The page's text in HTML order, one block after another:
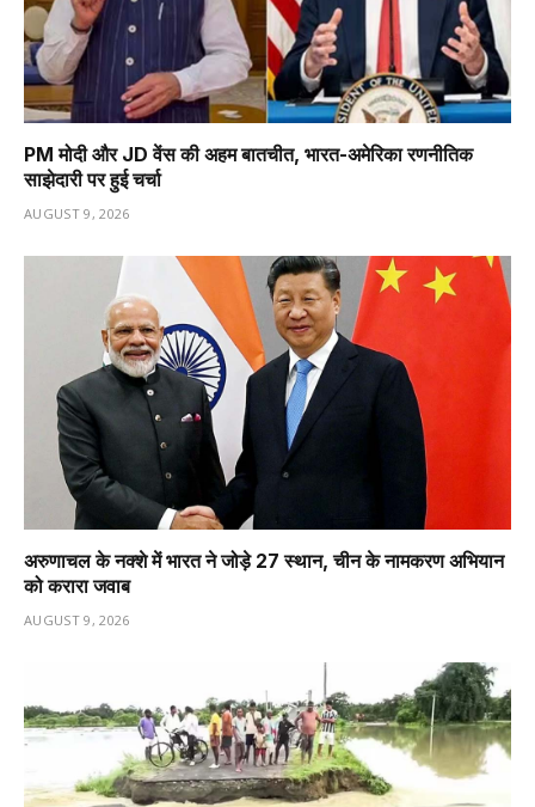
PM मोदी और JD वेंस की अहम बातचीत, भारत-अमेरिका रणनीतिक
साझेदारी पर हुई चर्चा
AUGUST 9, 2026
अरुणाचल के नक्शे में भारत ने जोड़े 27 स्थान, चीन के नामकरण अभियान
को करारा जवाब
AUGUST 9, 2026